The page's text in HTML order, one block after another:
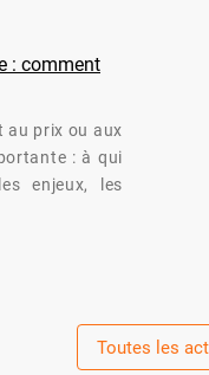
: comment
au prix ou aux
: à qui
enjeux, les
Toutes les